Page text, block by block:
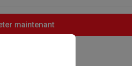
maintenant